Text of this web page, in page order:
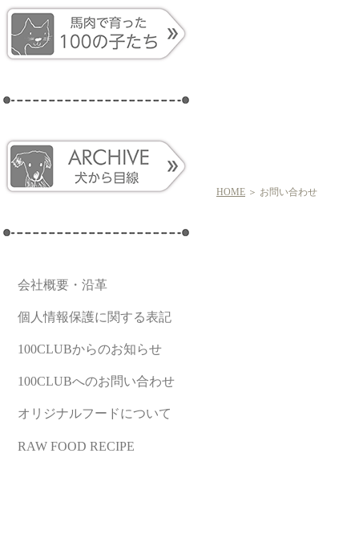
HOME ＞ お問い合わせ
会社概要・沿革
個人情報保護に関する表記
100CLUBからのお知らせ
100CLUBへのお問い合わせ
オリジナルフードについて
RAW FOOD RECIPE